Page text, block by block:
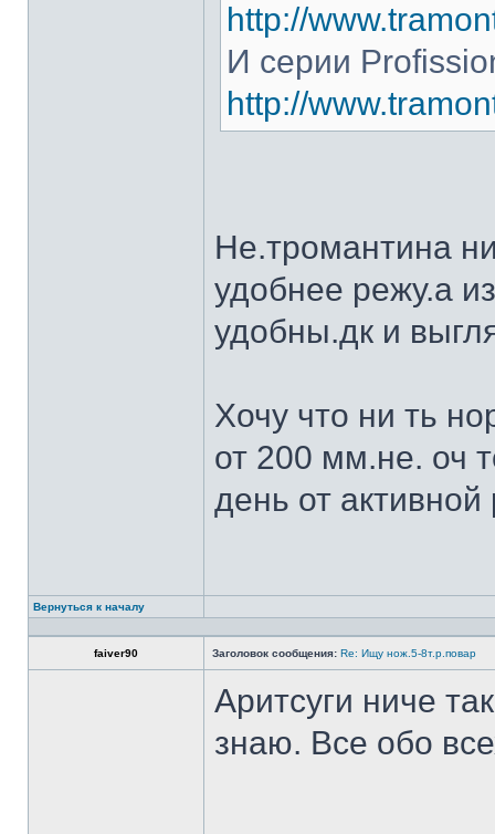
http://
И серии
http://
Не.тромантина
удобнее режу.а
удобны.дк и
Хочу что ни ть
от 200 мм.не. оч
день от
Вернуться к началу
faiver90 Заголовок сообщения: Re: Ищу нож.5-8т.р.повар
Аритсуги ниче
знаю. Все обо